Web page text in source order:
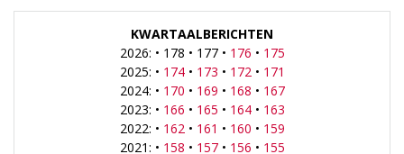
KWARTAALBERICHTEN
2026: • 178 • 177 • 176 • 175
2025: • 174• 173 • 172 • 171
2024: • 170 • 169 • 168 • 167
2023: • 166 • 165 • 164• 163
2022: • 162 • 161 • 160 • 159
2021: • 158 • 157• 156 • 155